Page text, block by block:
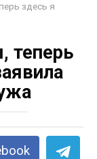
здесь я
теперь